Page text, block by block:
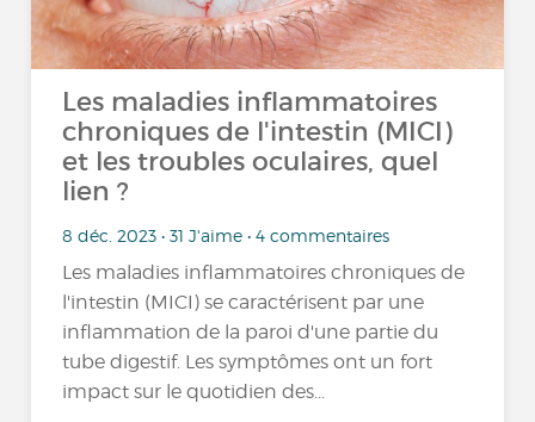
Les maladies inflammatoires
chroniques de l'intestin (MICI)
et les troubles oculaires, quel
lien ?
8 déc. 2023 • 31 J'aime • 4 commentaires
Les maladies inflammatoires chroniques de
l'intestin (MICI) se caractérisent par une
inflammation de la paroi d'une partie du
tube digestif. Les symptômes ont un fort
impact sur le quotidien des...